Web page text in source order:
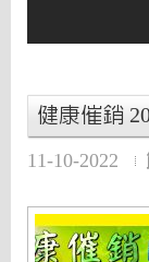
健康催銷
11-10-2022